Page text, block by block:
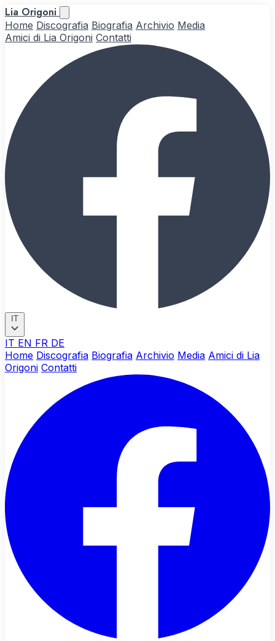
Lia Origoni
Home Discografia Biografia Archivio Media
Amici di Lia Origoni Contatti
IT
IT EN FR DE
Home Discografia Biografia Archivio Media Amici di Lia
Origoni Contatti